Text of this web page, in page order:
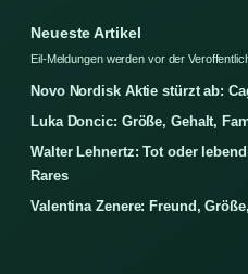
Neueste Artikel
Eil-Meldungen werden vor der
Novo Nordisk Aktie stürzt ab:
Luka Doncic: Größe, Gehalt,
Walter Lehnertz: Tot oder
Rares
Valentina Zenere: Freund,